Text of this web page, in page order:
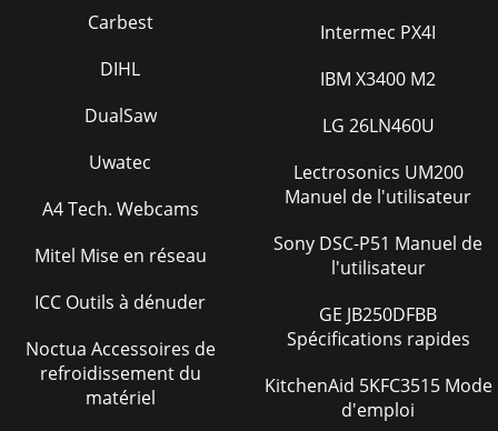
Carbest
DIHL
DualSaw
Uwatec
A4 Tech. Webcams
Mitel Mise en réseau
ICC Outils à dénuder
Noctua Accessoires de
refroidissement du
matériel
Intermec PX4I
IBM X3400 M2
LG 26LN460U
Lectrosonics UM200
Manuel de l'utilisateur
Sony DSC-P51 Manuel de
l'utilisateur
GE JB250DFBB
Spécifications rapides
KitchenAid 5KFC3515 Mode
d'emploi